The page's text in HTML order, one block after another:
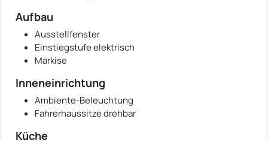
Aufbau
Ausstellfenster
Einstiegstufe elektrisch
Markise
Inneneinrichtung
Ambiente-Beleuchtung
Fahrerhaussitze drehbar
Küche